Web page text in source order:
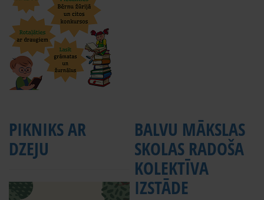
PIKNIKS AR
DZEJU
BALVU MĀKSLAS
SKOLAS RADOŠA
KOLEKTĪVA
IZSTĀDE